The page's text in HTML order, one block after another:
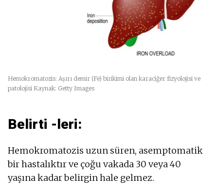
Hemokromatozis: Aşırı demir (Fe) birikimi olan karaciğer fizyolojisi ve
patolojisi Kaynak: Getty Images
Belirti -leri:
Hemokromatozis uzun süren, asemptomatik
bir hastalıktır ve çoğu vakada 30 veya 40
yaşına kadar belirgin hale gelmez.